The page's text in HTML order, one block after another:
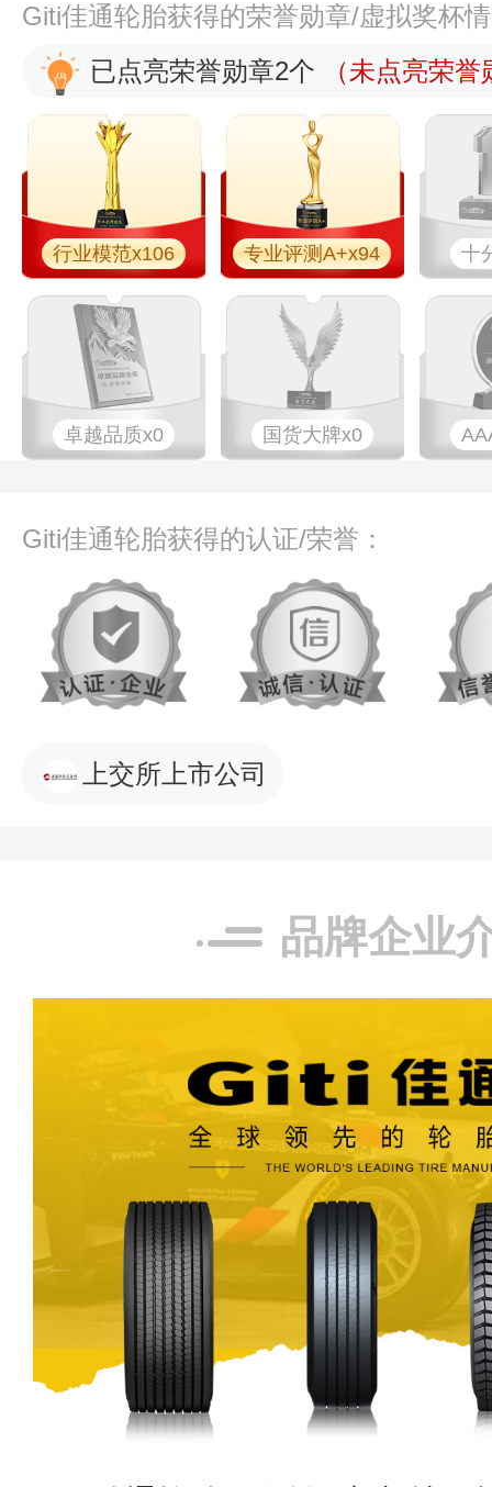
Giti佳通轮胎获得的荣誉勋章/虚拟奖杯
已点亮荣誉勋章2个
（未点亮荣
行业模范x106 专业评测A+x94 十
卓越品质x0 国货大牌x0
Giti佳通轮胎获得的认证/荣誉：
上交所上市公司
品牌企业